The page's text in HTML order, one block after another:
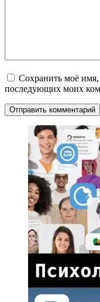
Сохранить моё имя,
последующих моих